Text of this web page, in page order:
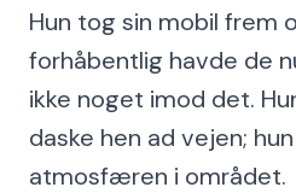
Hun tog sin mobil frem
forhåbentlig havde de
ikke noget imod det.
daske hen ad vejen;
atmosfæren i området.